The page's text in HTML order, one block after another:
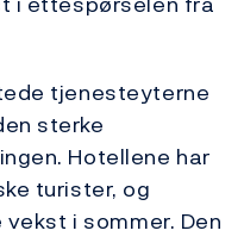
tjenesteyterne
sterke
Hotellene har
turister, og
i sommer. Den